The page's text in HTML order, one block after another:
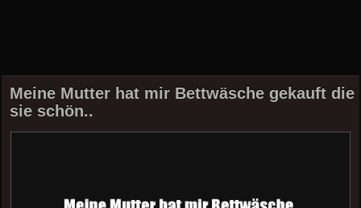
Meine Mutter hat mir Bettwäsche gekauft die
sie schön..